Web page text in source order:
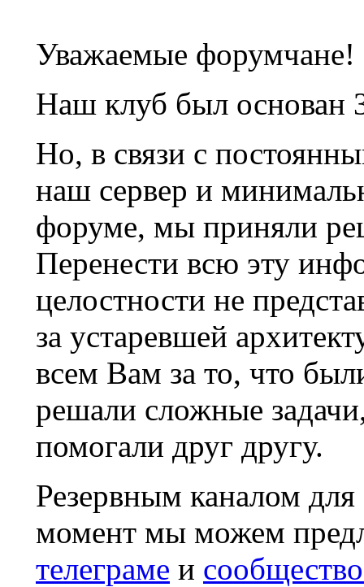
Уважаемые форумчане!
Наш клуб был основан
Но, в связи с
наш сервер и
форуме, мы приняли
Перенести всю эту
целостности не
за устаревшей
всем Вам за то, что
решали сложные
помогали друг другу.
Резервным каналом
момент мы можем
телеграме и